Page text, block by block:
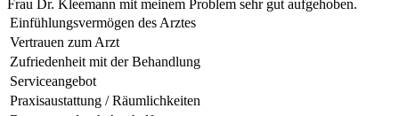
Frau Dr. Kleemann mit meinem Problem sehr gut aufgehoben.
Einfühlungsvermögen des Arztes
Vertrauen zum Arzt
Zufriedenheit mit der Behandlung
Serviceangebot
Praxisaustattung / Räumlichkeiten